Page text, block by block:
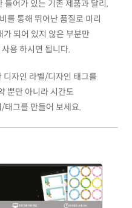
어가 있는 기존 제품과 달리,
를 통해 뛰어난 품질로 미리
가 되어 있지 않은 부분만
용 하시면 됩니다.
디자인 라벨/디자인 태그를
뿐만 아니라 시간도
태그를 만들어 보세요.